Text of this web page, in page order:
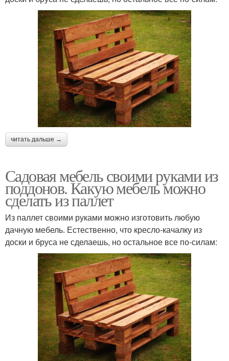
читать дальше →
Садовая мебель своими руками из
поддонов. Какую мебель можно
сделать из паллет
Из паллет своими руками можно изготовить любую
дачную мебель. Естественно, что кресло-качалку из
доски и бруса не сделаешь, но остальное все по-силам: